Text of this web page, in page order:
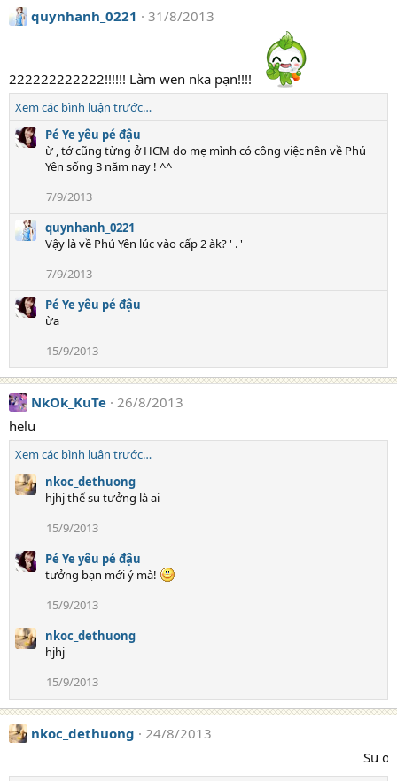
quynhanh_0221 31/8/2013
222222222222!!!!!! Làm wen nka pạn!!!!
Xem các bình luận trước…
Pé Ye yêu pé đậu
ừ , tớ cũng từng ở HCM do mẹ mình có công việc nên về Phú
Yên sống 3 năm nay ! ^^
7/9/2013
quynhanh_0221
Vậy là về Phú Yên lúc vào cấp 2 àk? ' . '
7/9/2013
Pé Ye yêu pé đậu
ừa
15/9/2013
NkOk_KuTe 26/8/2013
helu
Xem các bình luận trước…
nkoc_dethuong
hjhj thế su tưởng là ai
15/9/2013
Pé Ye yêu pé đậu
tưởng bạn mới ý mà!
15/9/2013
nkoc_dethuong
hjhj
15/9/2013
nkoc_dethuong
24/8/2013
Su ol vui